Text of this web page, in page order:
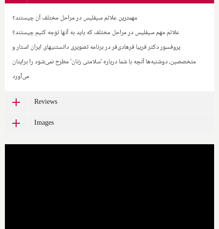
مهمترین علائم سیفلیس در مراحل مختلف آن چیستند؟
علائم مهم سیفلیس در مراحل مختلف که باید به آنها توجه کنیم چیستند؟
پروفسور دکتر فریبا فرهادی‌فر در برنامه تصویری دانستنیهای ایران استار و
متخصصین، دوشنبه‌ها آنچه با شما درباره 'سلامتی زنان' مطرح نمی‌شود را برایتان
می‌آورد
Reviews
Images